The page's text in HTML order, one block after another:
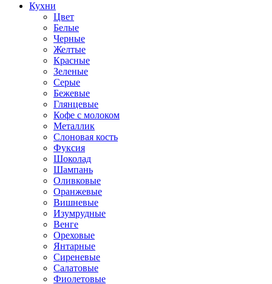
Кухни
Цвет
Белые
Черные
Желтые
Красные
Зеленые
Серые
Бежевые
Глянцевые
Кофе с молоком
Металлик
Слоновая кость
Фуксия
Шоколад
Шампань
Оливковые
Оранжевые
Вишневые
Изумрудные
Венге
Ореховые
Янтарные
Сиреневые
Салатовые
Фиолетовые